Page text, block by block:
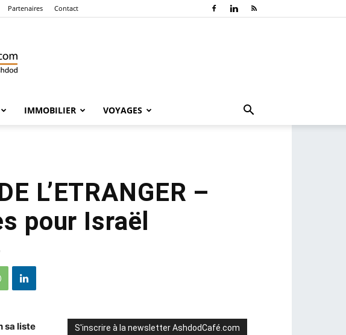
Partenaires Contact
IMMOBILIER VOYAGES
L’ETRANGER –
pour Israël
sa liste
S'inscrire à la newsletter AshdodCafé.com